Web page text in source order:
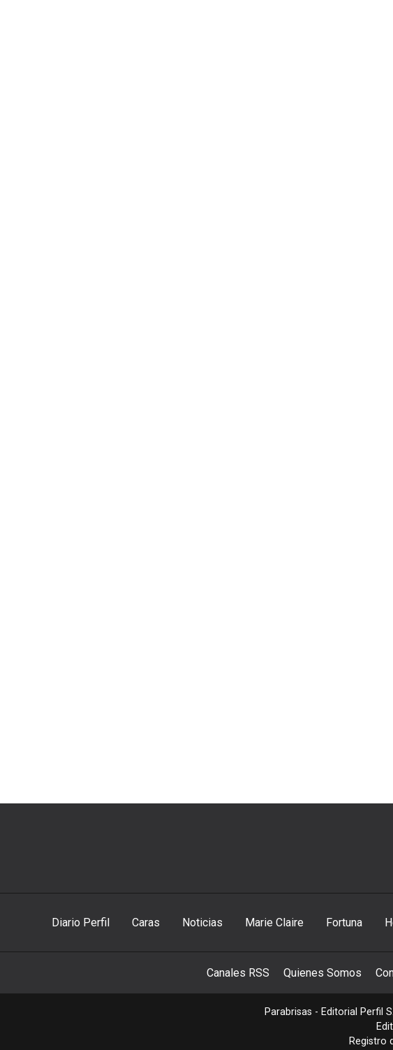
Diario Perfil Caras Noticias Marie Claire Fortuna
Canales RSS Quienes Somos
Parabrisas - Editorial Perfil
Registro